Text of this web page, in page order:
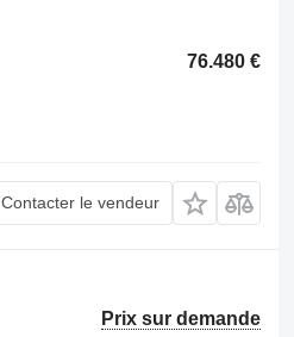
76.480 €
Contacter le vendeur
Prix sur demande